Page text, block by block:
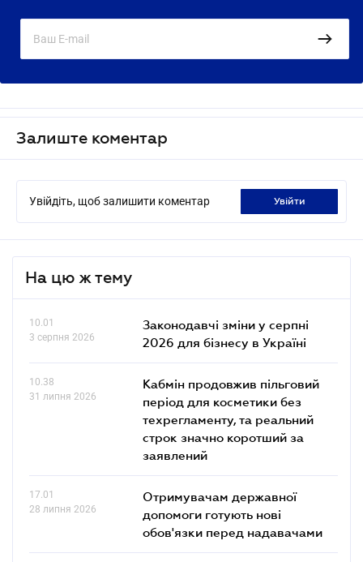
Залиште коментар
Увійдіть, щоб залишити коментар увійти
На цю ж тему
10.01
3 серпня 2026
Законодавчі зміни у серпні
2026 для бізнесу в Україні
10.38
31 липня 2026
Кабмін продовжив пільговий
період для косметики без
техрегламенту, та реальний
строк значно коротший за
заявлений
17.01
28 липня 2026
Отримувачам державної
допомоги готують нові
обов'язки перед надавачами